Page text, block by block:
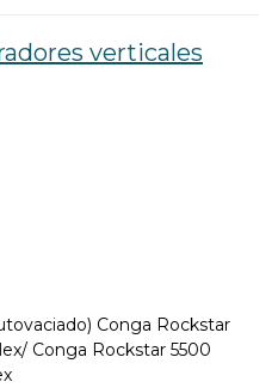
verticales
Conga Rockstar
Conga Rockstar 5500